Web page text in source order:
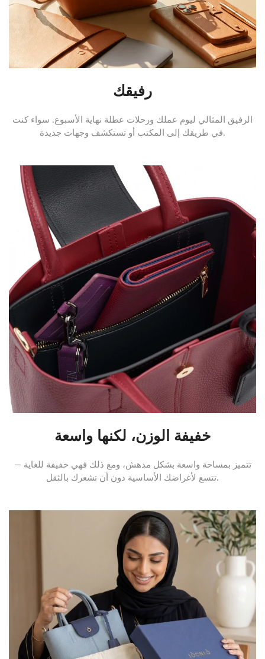
رفيقك
الرفيق المثالي ليوم عملك ورحلات عطلة نهاية الأسبوع. سواء كنت
في طريقك إلى المكتب أو تستكشف وجهات جديدة.
خفيفة الوزن، لكنها واسعة
تتميز بمساحة واسعة بشكل مدهش، ومع ذلك فهي خفيفة للغاية —
تتسع لأغراضك الأساسية دون أن تشعرك بالثقل.